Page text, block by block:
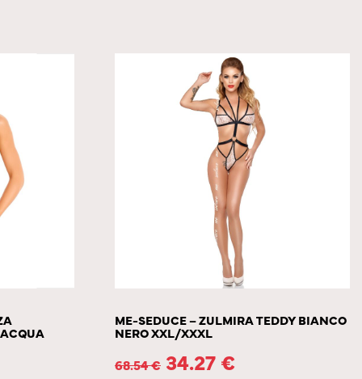
ME-SEDUCE – ZULMIRA TEDDY BIANCO
NERO XXL/XXXL
68.54€ 34.27 €